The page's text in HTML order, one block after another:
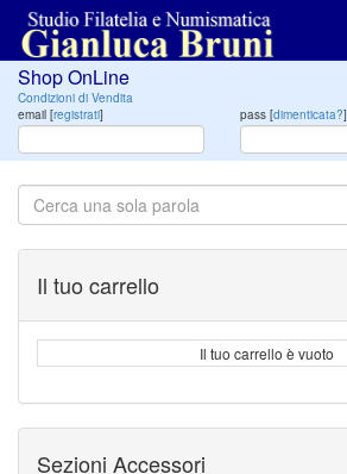
Shop OnLine
Condizioni di Vendita
email [registrati] pass [dimenticata?]
Il tuo carrello
Il tuo carrello è vuoto
Sezioni Accessori